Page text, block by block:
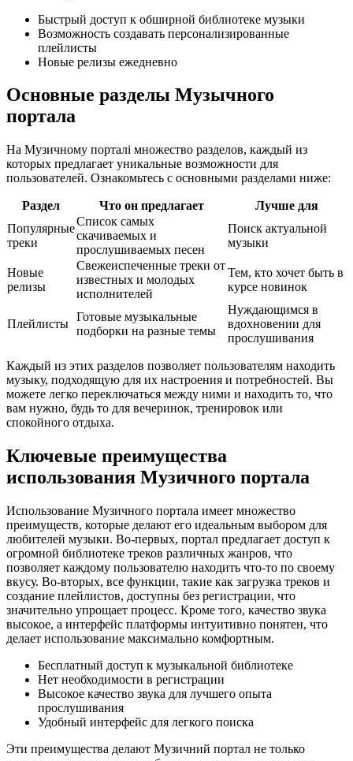
Быстрый доступ к обширной библиотеке музыки
Возможность создавать персонализированные
плейлисты
Новые релизы ежедневно
Основные разделы Музычного
портала
На Музичному порталі множество разделов, каждый из
которых предлагает уникальные возможности для
пользователей. Ознакомьтесь с основными разделами ниже:
Раздел Что он предлагает
Лучше для
Популярные
треки
Список самых
скачиваемых и
прослушиваемых песен
Поиск актуальной
музыки
Новые
релизы
Свежеиспеченные треки от
известных и молодых
исполнителей
Тем, кто хочет быть в
курсе новинок
Плейлисты
Готовые музыкальные
подборки на разные темы
Нуждающимся в
вдохновении для
прослушивания
Каждый из этих разделов позволяет пользователям находить
музыку, подходящую для их настроения и потребностей. Вы
можете легко переключаться между ними и находить то, что
вам нужно, будь то для вечеринок, тренировок или
спокойного отдыха.
Ключевые преимущества
использования Музичного портала
Использование Музичного портала имеет множество
преимуществ, которые делают его идеальным выбором для
любителей музыки. Во-первых, портал предлагает доступ к
огромной библиотеке треков различных жанров, что
позволяет каждому пользователю находить что-то по своему
вкусу. Во-вторых, все функции, такие как загрузка треков и
создание плейлистов, доступны без регистрации, что
значительно упрощает процесс. Кроме того, качество звука
высокое, а интерфейс платформы интуитивно понятен, что
делает использование максимально комфортным.
Бесплатный доступ к музыкальной библиотеке
Нет необходимости в регистрации
Высокое качество звука для лучшего опыта
прослушивания
Удобный интерфейс для легкого поиска
Эти преимущества делают Музичний портал не только